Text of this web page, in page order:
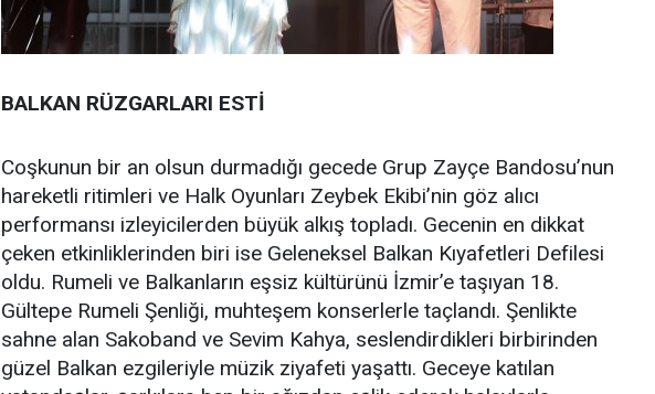
BALKAN RÜZGARLARI ESTİ
Coşkunun bir an olsun durmadığı gecede Grup Zayçe Bandosu’nun
hareketli ritimleri ve Halk Oyunları Zeybek Ekibi’nin göz alıcı
performansı izleyicilerden büyük alkış topladı. Gecenin en dikkat
çeken etkinliklerinden biri ise Geleneksel Balkan Kıyafetleri Defilesi
oldu. Rumeli ve Balkanların eşsiz kültürünü İzmir’e taşıyan 18.
Gültepe Rumeli Şenliği, muhteşem konserlerle taçlandı. Şenlikte
sahne alan Sakoband ve Sevim Kahya, seslendirdikleri birbirinden
güzel Balkan ezgileriyle müzik ziyafeti yaşattı. Geceye katılan